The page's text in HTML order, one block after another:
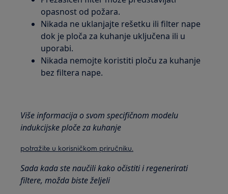
opasnost od požara.
Nikada ne uklanjajte rešetku ili filter nape
dok je ploča za kuhanje uključena ili u
uporabi.
Nikada nemojte koristiti ploču za kuhanje
bez filtera nape.
Više informacija o svom specifičnom modelu
indukcijske ploče za kuhanje
potražite u korisničkom priručniku.
Sada kada ste naučili kako očistiti i regenerirati
filtere, možda biste željeli